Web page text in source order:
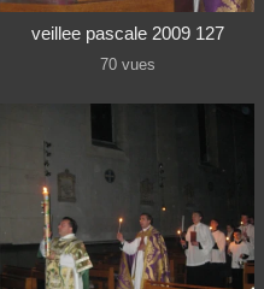
veillee pascale 2009 127
70 vues